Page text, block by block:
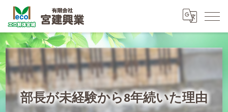
部長が未経験から8年続いた理由